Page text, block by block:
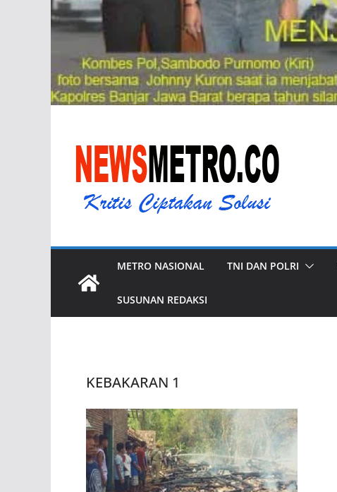
METRO NASIONAL TNI DAN POLRI
SUSUNAN REDAKSI
KEBAKARAN 1